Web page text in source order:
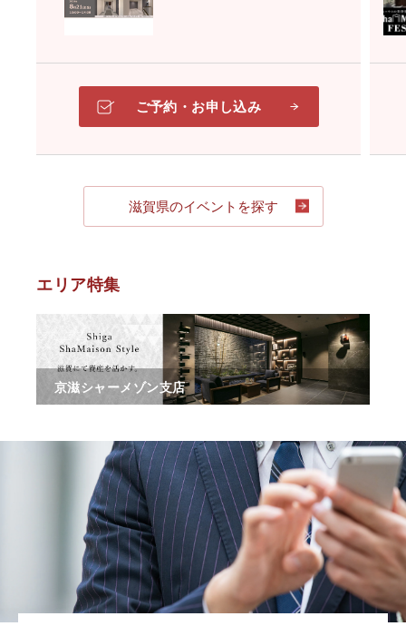
ご予約・お申し込み
滋賀県のイベントを探す
エリア特集
京滋シャーメゾン支店